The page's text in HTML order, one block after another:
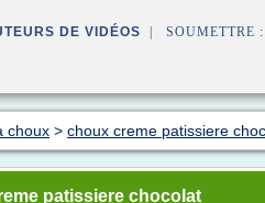
DE VIDÉOS | SOUMETTRE :
choux > choux creme patissiere
patissiere chocolat